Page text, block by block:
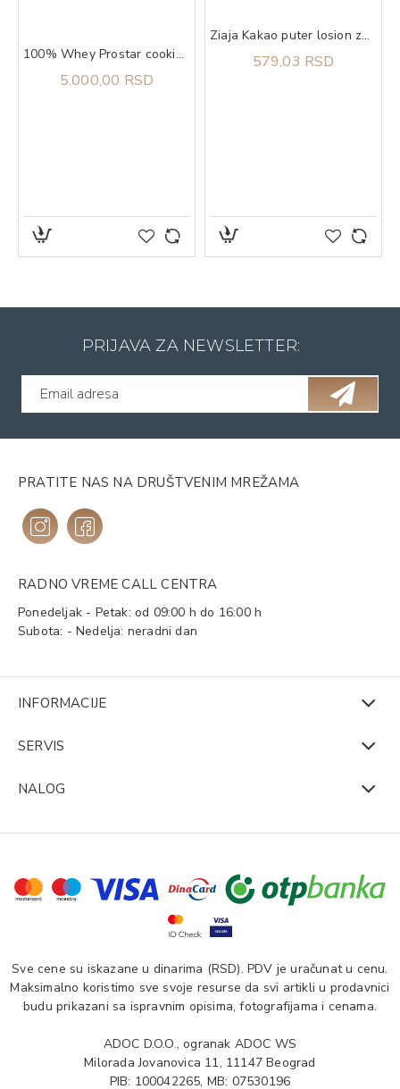
100% Whey Prostar cookies n' cream, 907g ULTIMATE NUTRITION
5.000,00 RSD
Ziaja Kakao puter losion za telo 400 ml
579,03 RSD
PRIJAVA ZA NEWSLETTER:
PRATITE NAS NA DRUŠTVENIM MREŽAMA
RADNO VREME CALL CENTRA
Ponedeljak - Petak: od 09:00 h do 16:00 h
Subota: - Nedelja: neradni dan
INFORMACIJE
SERVIS
NALOG
Sve cene su iskazane u dinarima (RSD). PDV je uračunat u cenu.
Maksimalno koristimo sve svoje resurse da svi artikli u prodavnici
budu prikazani sa ispravnim opisima, fotografijama i cenama.
ADOC D.O.O., ogranak ADOC WS
Milorada Jovanovica 11, 11147 Beograd
PIB: 100042265, MB: 07530196